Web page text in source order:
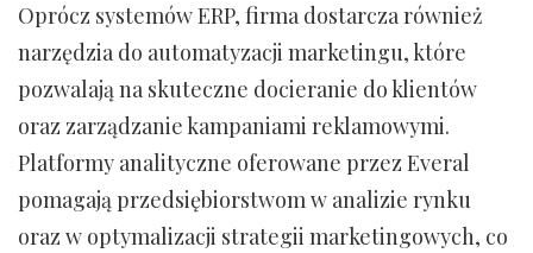
Oprócz systemów ERP, firma dostarcza również
narzędzia do automatyzacji marketingu, które
pozwalają na skuteczne docieranie do klientów
oraz zarządzanie kampaniami reklamowymi.
Platformy analityczne oferowane przez Everal
pomagają przedsiębiorstwom w analizie rynku
oraz w optymalizacji strategii marketingowych, co